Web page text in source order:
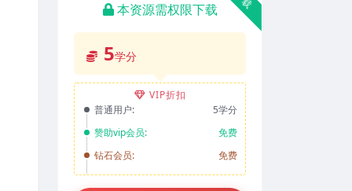
本资源需权限下载
5学分
VIP折扣
普通用户:
5学分
赞助vip会员:
免费
钻石会员:
免费